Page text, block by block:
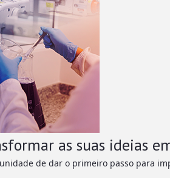
as suas ideias
de dar o primeiro passo para